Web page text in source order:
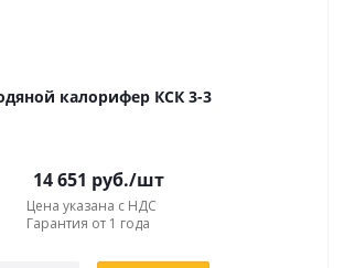
калорифер КСК 3-3
14 651 руб./шт
Цена указана с НДС
Гарантия от 1 года